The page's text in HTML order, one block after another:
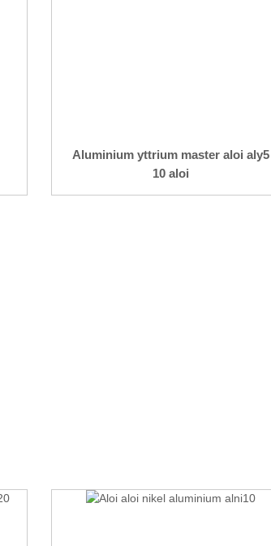
Aluminium yttrium master aloi aly5
10 aloi